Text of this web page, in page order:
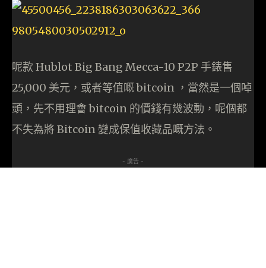
呢款 Hublot Big Bang Mecca-10 P2P 手錶售
25,000 美元，或者等值嘅 bitcoin ，當然是一個啅
頭，先不用理會 bitcoin 的價錢有幾波動，呢個都
不失為將 Bitcoin 變成保值收藏品嘅方法。
- 廣告 -